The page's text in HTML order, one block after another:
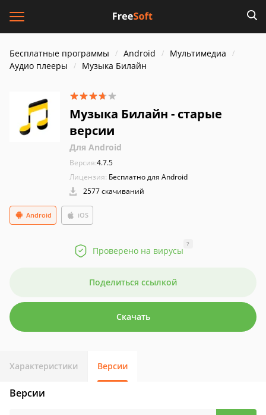
Бесплатные программы Android
Мультимедиа
Аудио плееры
Музыка Билайн
Музыка Билайн - старые
версии
Для Android
Версия:4.7.5
Лицензия: Бесплатно для Android
2577 скачиваний
Android iOS
Проверено на вирусы
?
Поделиться ссылкой
Скачать
Характеристики Версии
Версии